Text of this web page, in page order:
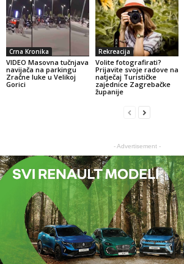
Crna Kronika
VIDEO Masovna tučnjava
navijača na parkingu
Zračne luke u Velikoj
Gorici
Rekreacija
Volite fotografirati?
Prijavite svoje radove na
natječaj Turističke
zajednice Zagrebačke
županije
- Advertisement -